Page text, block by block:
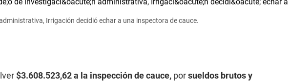
Irrigación decidió echar a una inspectora de cauce.
$3.608.523,62 a la inspección de cauce, porsueldos brutos y